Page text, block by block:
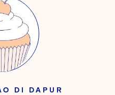
DI DAPUR